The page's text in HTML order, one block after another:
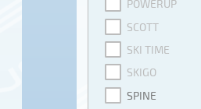
POWERUP
SCOTT
SKI TIME
SKIGO
SPINE